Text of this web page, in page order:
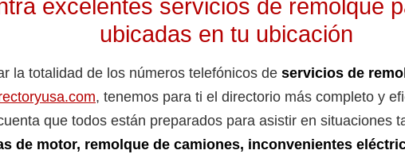
excelentes servicios de remolque
ubicadas en tu ubicación
la totalidad de los números telefónicos de servicios de
, tenemos para ti el directorio más completo y
que todos están preparados para asistir en situaciones
de motor, remolque de camiones, inconvenientes